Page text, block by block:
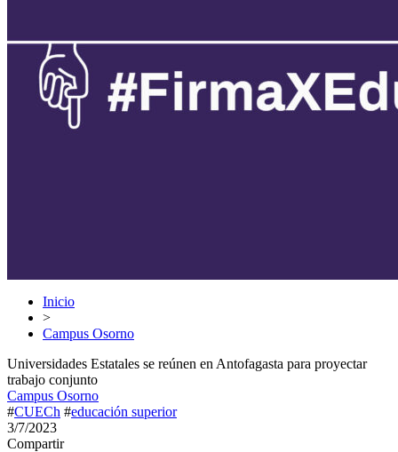
Inicio
>
Campus Osorno
Universidades Estatales se reúnen en Antofagasta para proyectar
trabajo conjunto
Campus Osorno
#CUECh #educación superior
3/7/2023
Compartir